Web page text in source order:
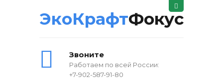
ЭкоКрафтФокус
Звоните
Работаем по всей России:
+7-902-587-91-80